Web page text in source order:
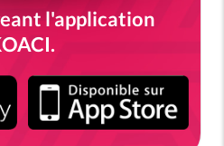
l'application